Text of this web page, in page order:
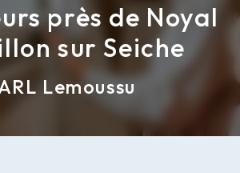
près de Noyal
sur Seiche
Lemoussu